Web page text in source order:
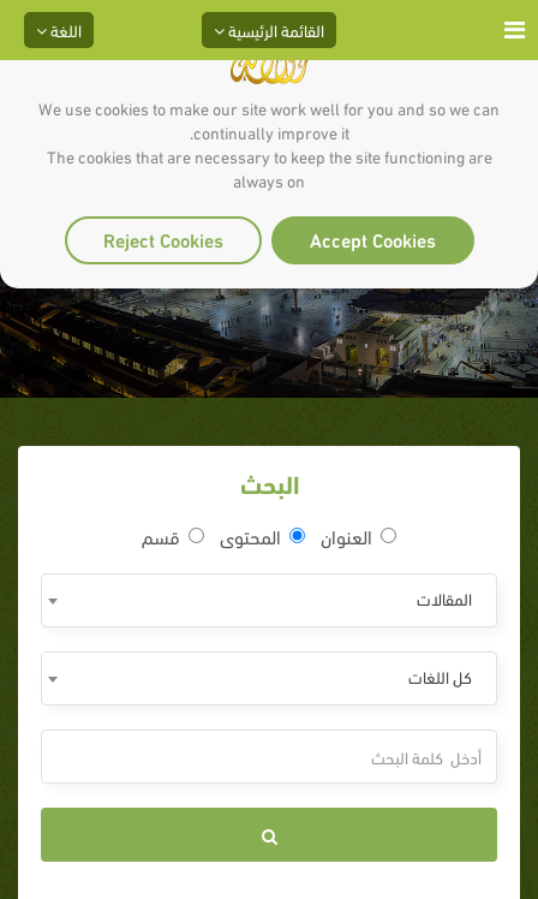
We use cookies to make our site work well for you and so we can
continually improve it.
The cookies that are necessary to keep the site functioning are
always on
Accept Cookies
Reject Cookies
اللغة القائمة الرئيسية
هدية معاذ ابن جبلة
البحث
العنوان المحتوى قسم
المقالات
كل اللغات